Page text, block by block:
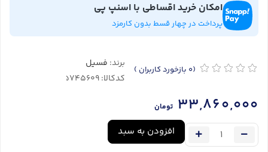
امکان خرید اقساطی با اسنپ پی
پرداخت در چهار قسط بدون کارمزد
(0 بازخورد کاربران ) برند: فسیل
کدکالا:
33,860,000 تومان
افزودن به سبد